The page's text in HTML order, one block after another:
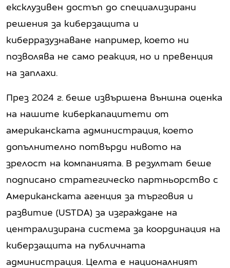
ексклузивен достъп до специализирани
решения за киберзащита и
киберразузнаване например, което ни
позволява не само реакция, но и превенция
на заплахи.
През 2024 г. беше извършена външна оценка
на нашите киберкапацитети от
американската администрация, което
допълнително потвърди нивото на
зрелост на компанията. В резултат беше
подписано стратегическо партньорство с
Американската агенция за търговия и
развитие (USTDA) за изграждане на
централизирана система за координация на
киберзащита на публичната
администрация. Целта е националният